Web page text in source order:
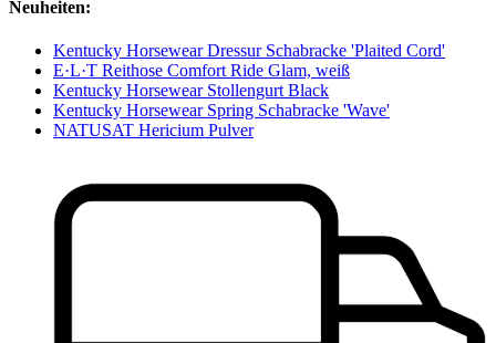
Neuheiten:
Kentucky Horsewear Dressur Schabracke 'Plaited Cord'
E·L·T Reithose Comfort Ride Glam, weiß
Kentucky Horsewear Stollengurt Black
Kentucky Horsewear Spring Schabracke 'Wave'
NATUSAT Hericium Pulver